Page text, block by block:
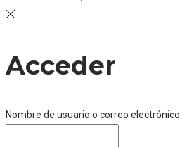
Acceder
Nombre de usuario o correo electrónico